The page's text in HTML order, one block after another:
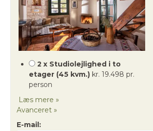
2 x Studiolejlighed i to
etager (45 kvm.) kr. 19.498 pr.
person
Læs mere »
Avanceret »
E-mail: